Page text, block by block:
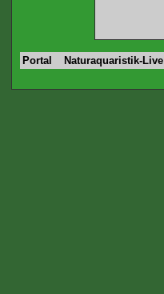
Portal Naturaquaristik-Live